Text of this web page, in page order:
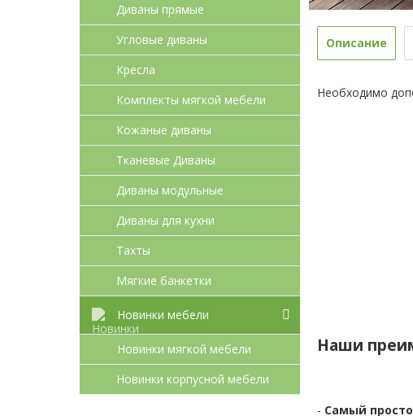
Диваны прямые
Угловые диваны
Кресла
Комплекты мягкой мебели
Кожаные диваны
Тканевые Диваны
Диваны модульные
Диваны для кухни
Тахты
Мягкие банкетки
Новинки мебели
Новинки мягкой мебели
Новинки корпусной мебели
Описание
Необходимо
Наши
- Самый